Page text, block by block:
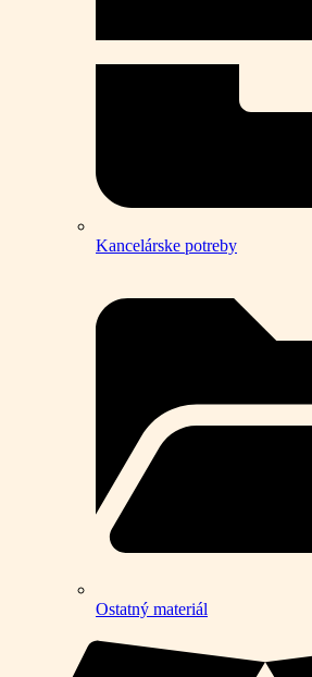
Kancelárske potreby
Ostatný materiál